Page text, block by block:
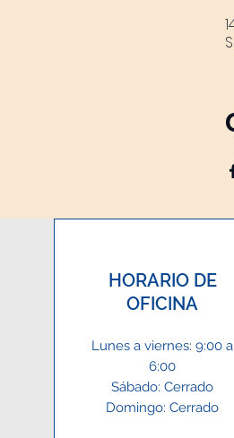
HORARIO DE
OFICINA
Lunes a viernes: 9:00 a
6:00
Sábado: Cerrado
Domingo: Cerrado